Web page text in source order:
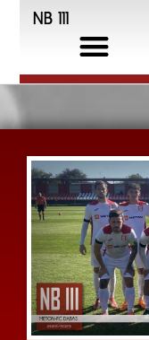
NB III